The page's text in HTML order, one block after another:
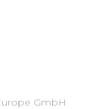
GmbH